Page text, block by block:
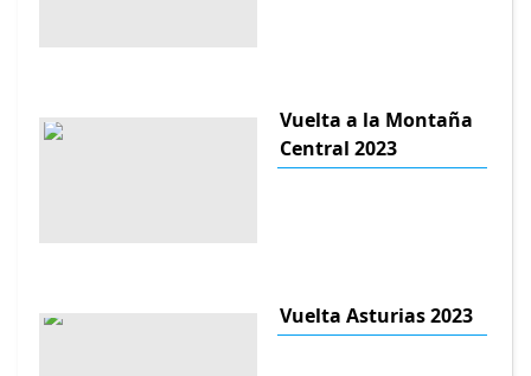
Vuelta a la Montaña
Central 2023
Vuelta Asturias 2023